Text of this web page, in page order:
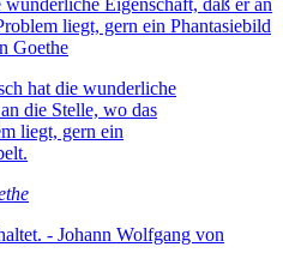
hat die wunderliche
die Stelle, wo das
liegt, gern ein